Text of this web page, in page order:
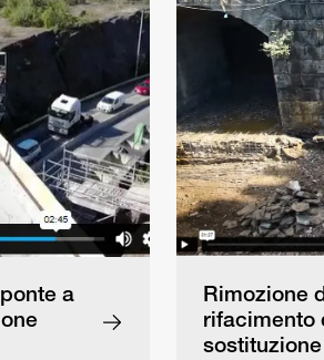
a
Rimozione
rifacimento